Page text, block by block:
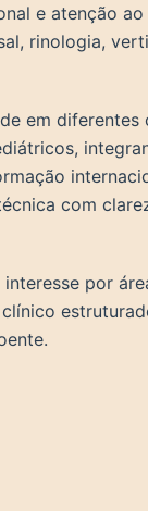
e atenção
rinologia,
em
com
por